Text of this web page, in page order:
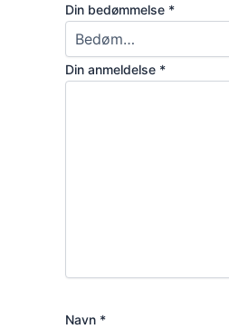
Din bedømmelse *
Din anmeldelse *
Navn *